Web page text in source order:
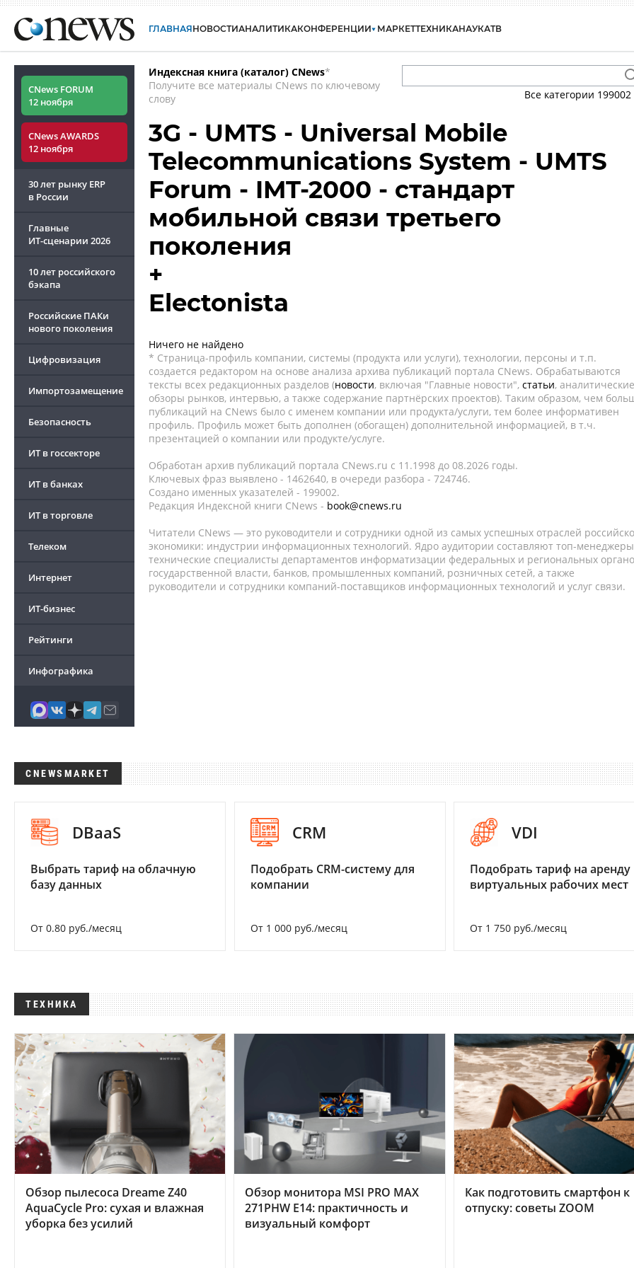
ГЛАВНАЯНОВОСТИАНАЛИТИКАКОНФЕРЕНЦИИ МАРКЕТТЕХНИКАНАУКАТВ
CNews FORUM
12 ноября
CNews AWARDS
12 ноября
30 лет рынку ERP
в России
Главные
ИТ-сценарии 2026
10 лет российского
бэкапа
Российские ПАКи
нового поколения
Цифровизация
Импортозамещение
Безопасность
ИТ в госсекторе
ИТ в банках
ИТ в торговле
Телеком
Интернет
ИТ-бизнес
Рейтинги
Инфографика
Индексная книга (каталог) CNews*
Получите все материалы CNews по ключевому
слову
Все категории 199002
3G - UMTS - Universal Mobile
Telecommunications System - UMTS
Forum - IMT-2000 - стандарт
мобильной связи третьего
поколения
+
Electonista
Ничего не найдено
* Страница-профиль компании, системы (продукта или услуги), технологии, персоны и т.п.
создается редактором на основе анализа архива публикаций портала CNews. Обрабатываются
тексты всех редакционных разделов (новости, включая "Главные новости", статьи, аналитические
обзоры рынков, интервью, а также содержание партнёрских проектов). Таким образом, чем
публикаций на CNews было с именем компании или продукта/услуги, тем более информативен
профиль. Профиль может быть дополнен (обогащен) дополнительной информацией, в т.ч.
презентацией о компании или продукте/услуге.
Обработан архив публикаций портала CNews.ru c 11.1998 до 08.2026 годы.
Ключевых фраз выявлено - 1462640, в очереди разбора - 724746.
Создано именных указателей - 199002.
Редакция Индексной книги CNews - book@cnews.ru
Читатели CNews — это руководители и сотрудники одной из самых успешных отраслей
экономики: индустрии информационных технологий. Ядро аудитории составляют топ-
технические специалисты департаментов информатизации федеральных и региональных
государственной власти, банков, промышленных компаний, розничных сетей, а также
руководители и сотрудники компаний-поставщиков информационных технологий и услуг связи.
CNEWSMARKET
DBaaS
Выбрать тариф на облачную
базу данных
От 0.80 руб./месяц
CRM
Подобрать CRM-систему для
компании
От 1 000 руб./месяц
VDI
Подобрать тариф на аренду
виртуальных рабочих мест
От 1 750 руб./месяц
ТЕХНИКА
Обзор пылесоса Dreame Z40
AquaCycle Pro: сухая и влажная
уборка без усилий
Обзор монитора MSI PRO MAX
271PHW E14: практичность и
визуальный комфорт
Как подготовить смартфон к
отпуску: советы ZOOM